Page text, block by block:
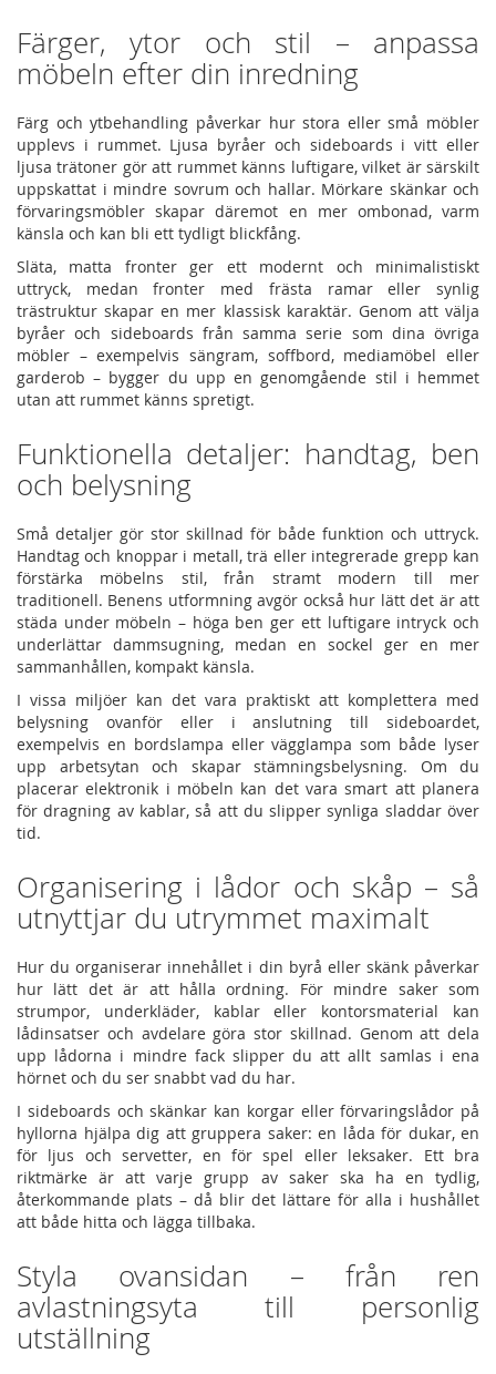
Färger, ytor och stil – anpassa
möbeln efter din inredning
Färg och ytbehandling påverkar hur stora eller små möbler
upplevs i rummet. Ljusa byråer och sideboards i vitt eller
ljusa trätoner gör att rummet känns luftigare, vilket är särskilt
uppskattat i mindre sovrum och hallar. Mörkare skänkar och
förvaringsmöbler skapar däremot en mer ombonad, varm
känsla och kan bli ett tydligt blickfång.
Släta, matta fronter ger ett modernt och minimalistiskt
uttryck, medan fronter med frästa ramar eller synlig
trästruktur skapar en mer klassisk karaktär. Genom att välja
byråer och sideboards från samma serie som dina övriga
möbler – exempelvis sängram, soffbord, mediamöbel eller
garderob – bygger du upp en genomgående stil i hemmet
utan att rummet känns spretigt.
Funktionella detaljer: handtag, ben
och belysning
Små detaljer gör stor skillnad för både funktion och uttryck.
Handtag och knoppar i metall, trä eller integrerade grepp kan
förstärka möbelns stil, från stramt modern till mer
traditionell. Benens utformning avgör också hur lätt det är att
städa under möbeln – höga ben ger ett luftigare intryck och
underlättar dammsugning, medan en sockel ger en mer
sammanhållen, kompakt känsla.
I vissa miljöer kan det vara praktiskt att komplettera med
belysning ovanför eller i anslutning till sideboardet,
exempelvis en bordslampa eller vägglampa som både lyser
upp arbetsytan och skapar stämningsbelysning. Om du
placerar elektronik i möbeln kan det vara smart att planera
för dragning av kablar, så att du slipper synliga sladdar över
tid.
Organisering i lådor och skåp – så
utnyttjar du utrymmet maximalt
Hur du organiserar innehållet i din byrå eller skänk påverkar
hur lätt det är att hålla ordning. För mindre saker som
strumpor, underkläder, kablar eller kontorsmaterial kan
lådinsatser och avdelare göra stor skillnad. Genom att dela
upp lådorna i mindre fack slipper du att allt samlas i ena
hörnet och du ser snabbt vad du har.
I sideboards och skänkar kan korgar eller förvaringslådor på
hyllorna hjälpa dig att gruppera saker: en låda för dukar, en
för ljus och servetter, en för spel eller leksaker. Ett bra
riktmärke är att varje grupp av saker ska ha en tydlig,
återkommande plats – då blir det lättare för alla i hushållet
att både hitta och lägga tillbaka.
Styla ovansidan – från ren
avlastningsyta till personlig
utställning